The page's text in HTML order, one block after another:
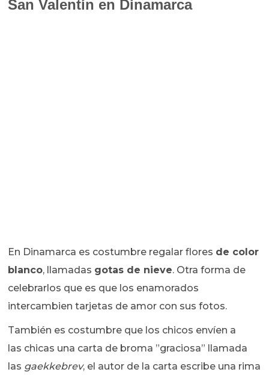
San Valentín en Dinamarca
En Dinamarca es costumbre regalar flores de color
blanco, llamadas gotas de nieve. Otra forma de
celebrarlos que es que los enamorados
intercambien tarjetas de amor con sus fotos.
También es costumbre que los chicos envíen a
las chicas una carta de broma ”graciosa” llamada
las gaekkebrev, el autor de la carta escribe una rima